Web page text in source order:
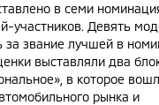
в семи
участников. Девять
за звание лучшей в
выставляли два
в которое
рынка и